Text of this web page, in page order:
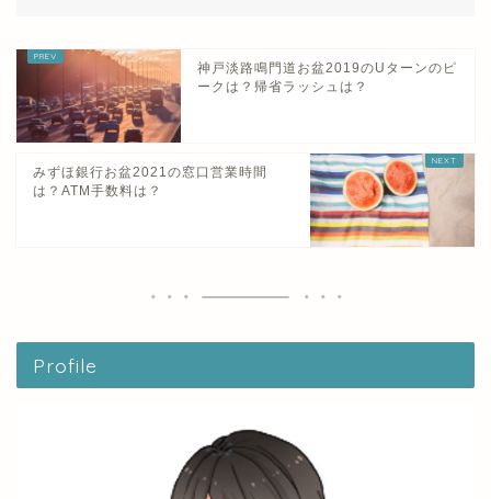
神戸淡路鳴門道お盆2019のUターンのピ
ークは？帰省ラッシュは？
みずほ銀行お盆2021の窓口営業時間
は？ATM手数料は？
Profile